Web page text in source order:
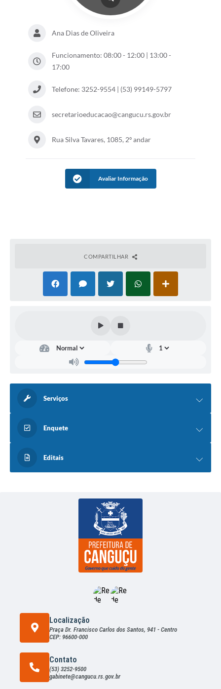
Ana Dias de Oliveira
Funcionamento: 08:00 - 12:00 | 13:00 -
17:00
Telefone: 3252-9554 | (53) 99149-5797
secretarioeducacao@cangucu.rs.gov.br
Rua Silva Tavares, 1085, 2º andar
Avaliar Informação
COMPARTILHAR
Serviços
Enquete
Editais
Localização
Praça Dr. Francisco Carlos dos Santos, 941 - Centro
CEP: 96600-000
Contato
(53) 3252-9500
gabinete@cangucu.rs.gov.br